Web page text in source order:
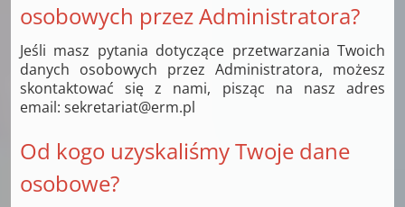
osobowych przez Administratora?
Jeśli masz pytania dotyczące przetwarzania Twoich
danych osobowych przez Administratora, możesz
skontaktować się z nami, pisząc na nasz adres
email: sekretariat@erm.pl
Od kogo uzyskaliśmy Twoje dane
osobowe?